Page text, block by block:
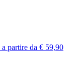
a partire da € 59,90